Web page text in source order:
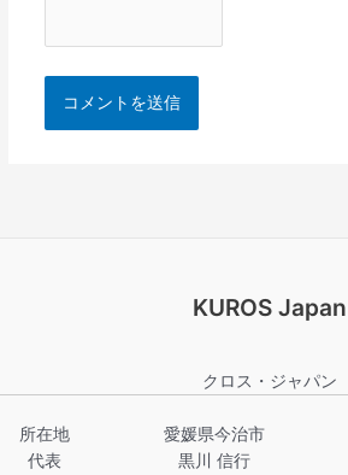
KUROS Japan
クロス・ジャパン
所在地
代表
愛媛県今治市
黒川 信行